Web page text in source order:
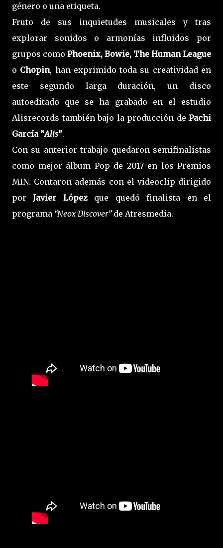
género o una etiqueta.
Fruto de sus inquietudes musicales y tras
explorar sonidos o armonías influidos por
grupos como Phoenix, Bowie, The Human League
o Chopin, han exprimido toda su creatividad en
este segundo larga duración, un disco
autoeditado que se ha grabado en el estudio
Alisrecords también bajo la producción de Pachi
García “Alis”.
Con su anterior trabajo quedaron semifinalistas
como mejor álbum Pop de 2017 en los Premios
MIN. Contaron además con el videoclip dirigido
porJavier Lópezque quedó finalista en el
programa “Neox Discover”de Atresmedia.